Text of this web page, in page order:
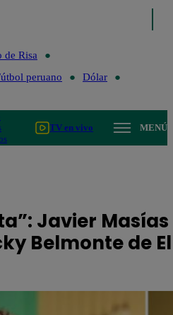
de Risa
peruano
Dólar
TV en vivo MENÚ
Javier
Belmonte de